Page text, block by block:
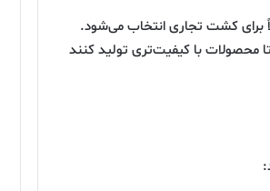
برای کشت تجاری انتخاب می‌شود.
محصولات با کیفیت‌تری تولید کنند